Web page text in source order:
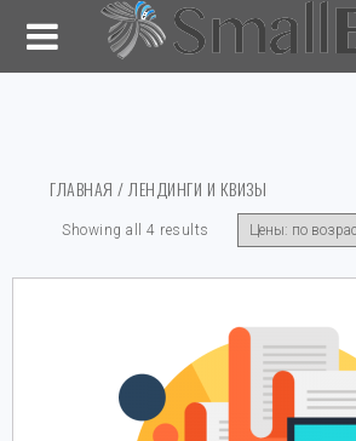
ГЛАВНАЯ / ЛЕНДИНГИ И КВИЗЫ
Showing all 4 results